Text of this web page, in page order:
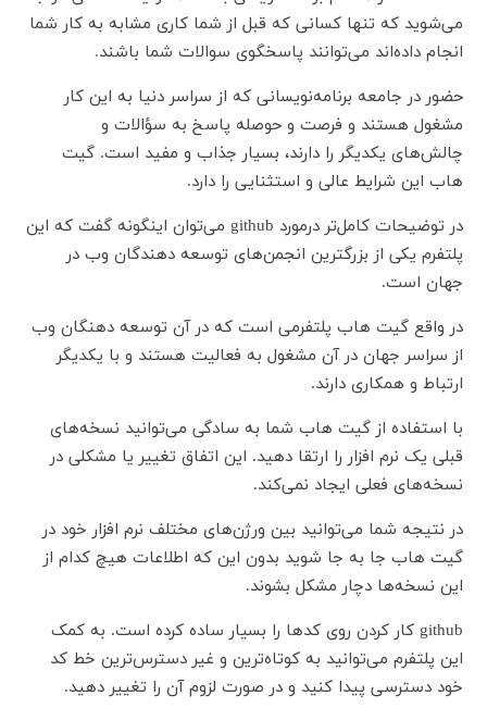
می‌شوید که تنها کسانی که قبل از شما کاری مشابه به کار شما
انجام داده‌اند می‌توانند پاسخگوی سوالات شما باشند.
حضور در جامعه‌ برنامه‌نویسانی که از سراسر دنیا به این کار
مشغول هستند و فرصت و حوصله پاسخ به سؤالات و
چالش‌های یکدیگر را دارند، بسیار جذاب و مفید است. گیت
هاب این شرایط عالی و استثنایی را دارد.
در توضیحات کامل‌تر درمورد github می‌توان اینگونه گفت که این
پلتفرم یکی از بزرگترین انجمن‌های توسعه دهندگان وب در
جهان است.
در واقع گیت هاب پلتفرمی است که در آن توسعه دهنگان وب
از سراسر جهان در آن مشغول به فعالیت هستند و با یکدیگر
ارتباط و همکاری دارند.
با استفاده از گیت هاب شما به سادگی می‌توانید نسخه‌های
قبلی یک نرم افزار را ارتقا دهید. این اتفاق تغییر یا مشکلی در
نسخه‌های فعلی ایجاد نمی‌کند.
در نتیجه شما می‌توانید بین ورژن‌های مختلف نرم افزار خود در
گیت هاب جا به جا شوید بدون این که اطلاعات هیچ کدام از
این نسخه‌ها دچار مشکل بشوند.
github کار کردن روی کدها را بسیار ساده کرده است. به کمک
این پلتفرم می‌توانید به کوتاه‌ترین و غیر دسترس‌ترین خط کد
خود دسترسی پیدا کنید و در صورت لزوم آن را تغییر دهید.